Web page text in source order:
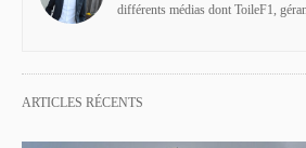
différents médias dont ToileF1,
ARTICLES RÉCENTS